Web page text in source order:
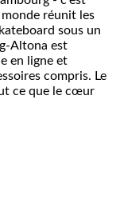
réunit les
sous un
Altona est
en ligne et
compris. Le
ce que le cœur